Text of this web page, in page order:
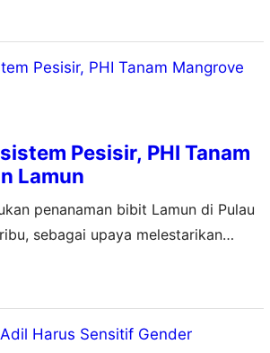
Pesisir, PHI Tanam
Lamun
penanaman bibit Lamun di Pulau
sebagai upaya melestarikan